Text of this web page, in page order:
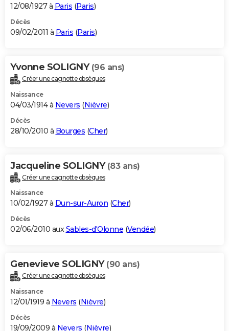
12/08/1927 à Paris (Paris)
Décès
09/02/2011 à Paris (Paris)
Yvonne SOLIGNY (96 ans)
Créer une cagnotte obsèques
Naissance
04/03/1914 à Nevers (Nièvre)
Décès
28/10/2010 à Bourges (Cher)
Jacqueline SOLIGNY (83 ans)
Créer une cagnotte obsèques
Naissance
10/02/1927 à Dun-sur-Auron (Cher)
Décès
02/06/2010 auxSables-d'Olonne (Vendée)
Genevieve SOLIGNY (90 ans)
Créer une cagnotte obsèques
Naissance
12/01/1919 à Nevers (Nièvre)
Décès
19/09/2009 à Nevers (Nièvre)